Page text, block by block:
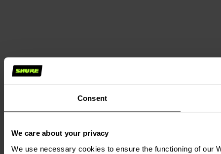
Consent
We care about your privacy
We use necessary cookies to ensure the functioning of our